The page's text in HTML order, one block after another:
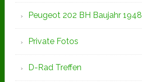
Peugeot 202 BH Baujahr 1948
Private Fotos
D-Rad Treffen